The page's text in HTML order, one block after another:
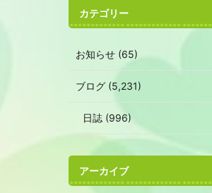
カテゴリー
お知らせ (65)
ブログ (5,231)
日誌 (996)
アーカイブ